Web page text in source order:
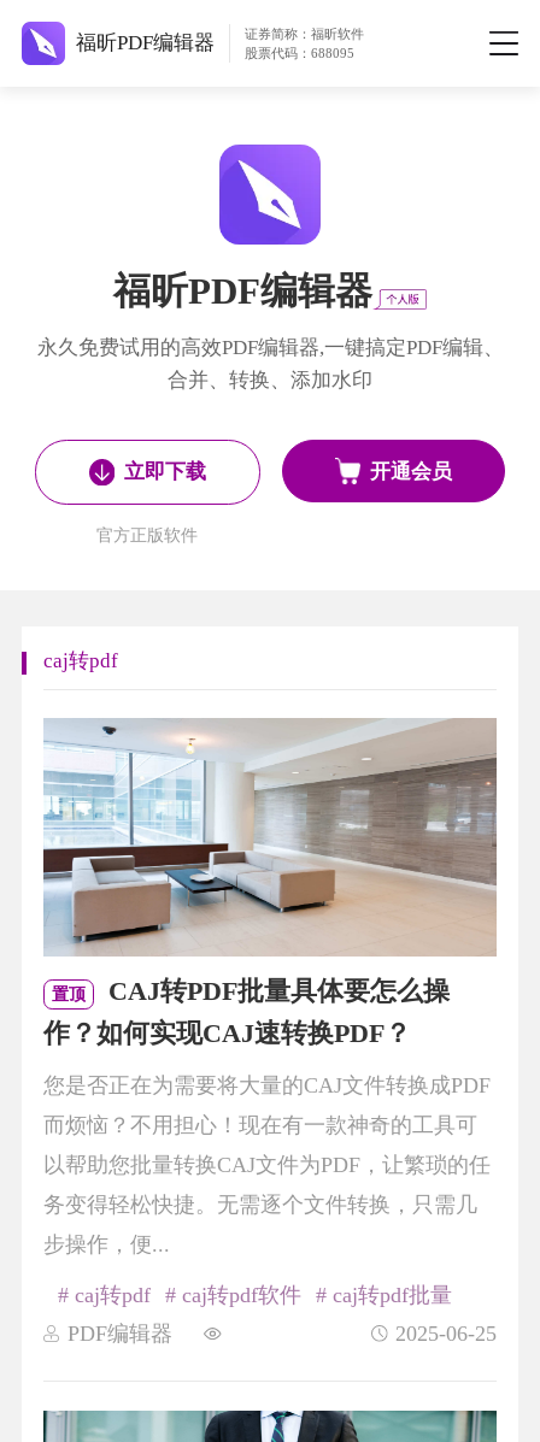
福昕PDF编辑器
证券简称：福昕软件
股票代码：688095
福昕PDF编辑器
永久免费试用的高效PDF编辑器,一键搞定PDF编辑、
合并、转换、添加水印
立即下载
官方正版软件
开通会员
caj转pdf
置顶
CAJ转PDF批量具体要怎么操
作？如何实现CAJ速转换PDF？
您是否正在为需要将大量的CAJ文件转换成PDF
而烦恼？不用担心！现在有一款神奇的工具可
以帮助您批量转换CAJ文件为PDF，让繁琐的任
务变得轻松快捷。无需逐个文件转换，只需几
步操作，便...
PDF编辑器 2025-06-25
# caj转pdf # caj转pdf软件 # caj转pdf批量